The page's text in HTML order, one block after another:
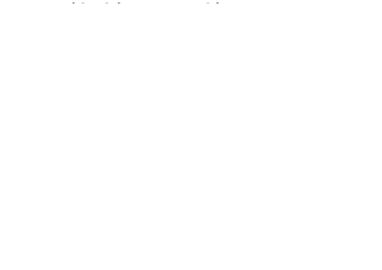
Λαμπάδα βάπτισης με θέμα την